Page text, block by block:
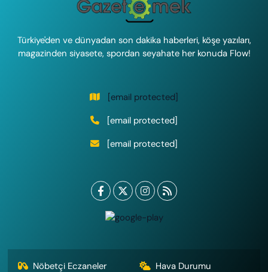
Türkiye'den ve dünyadan son dakika haberleri, köşe yazıları,
magazinden siyasete, spordan seyahate her konuda Flow!
[email protected]
[email protected]
[email protected]
Nöbetçi Eczaneler Hava Durumu